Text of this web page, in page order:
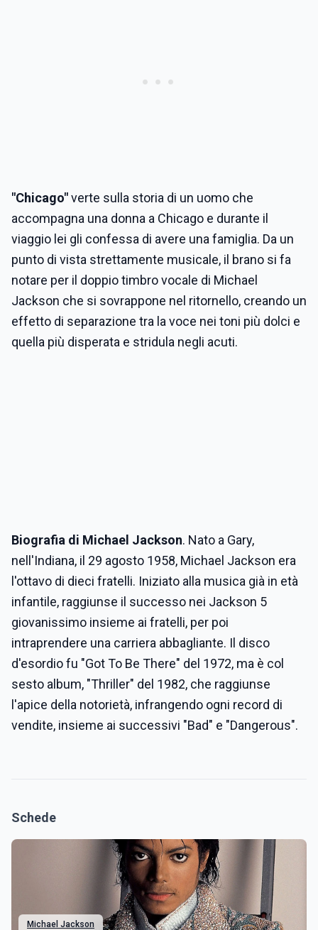
"Chicago"verte sulla storia di un uomo che
accompagna una donna a Chicago e durante il
viaggio lei gli confessa di avere una famiglia. Da un
punto di vista strettamente musicale, il brano si fa
notare per il doppio timbro vocale di Michael
Jackson che si sovrappone nel ritornello, creando un
effetto di separazione tra la voce nei toni più dolci e
quella più disperata e stridula negli acuti.
Biografia di Michael Jackson. Nato a Gary,
nell'Indiana, il 29 agosto 1958, Michael Jackson era
l'ottavo di dieci fratelli. Iniziato alla musica già in età
infantile, raggiunse il successo nei Jackson 5
giovanissimo insieme ai fratelli, per poi
intraprendere una carriera abbagliante. Il disco
d'esordio fu "Got To Be There" del 1972, ma è col
sesto album, "Thriller" del 1982, che raggiunse
l'apice della notorietà, infrangendo ogni record di
vendite, insieme ai successivi "Bad" e "Dangerous".
Schede
Michael Jackson